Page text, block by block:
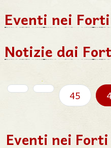
Eventi nei
Notizie dai
45
Eventi nei